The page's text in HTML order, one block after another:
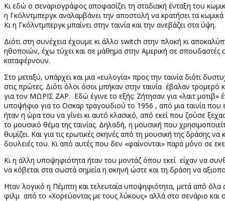
Κι εδώ ο σεναριογράφος αποφασίζει τη σταδιακή ένταξη του
η Γκόλντμπεργκ αναλαμβάνει την αποστολή να κρατήσει τα
Κι η Γκόλντμπεργκ μπαίνει στην ταινία και την ανεβάζει στα ύψη.
Διότι στη συνέχεια έχουμε κι άλλο switch στην πλοκή κι
ηθοποιών, έχω τύχει και σε μάθημα στην Αμερική σε σπουδαστές
καταφέρνουν.
Στο μεταξύ, υπάρχει και μια «ευλογία» προς την ταινία διότι
στις πρώτες. Διότι όλοι όσοι μπήκαν στην ταινία έβαλαν τρομερό
για τον ΜΩΡΙΣ ΖΑΡ. Εδώ έγινε το εξής: Ζήτησαν για «λαιτ μοτιβ»
υποψήφιο για το Οσκαρ τραγουδιού το 1956 , από μια ταινία που
ήταν η ώρα του να γίνει κι αυτό κλασικό, από εκεί που ζούσε
το μουσικό θέμα της ταινίας. Δηλαδή, η μουσική που
θυμίζει. Και για τις ερωτικές σκηνές από τη μουσική της δράσης
δουλειές του. Κι από αυτές που δεν «φαίνονται» παρά μόνο σε
Κι η άλλη υποψηφιότητα ήταν του μοντάζ όπου εκεί είχαν να
να κόβεται στα σωστά σημεία η σκηνή ώστε και τη δράση να
Ηταν λογικό η Πέμπτη και τελευταία υποψηφιότητα, μετά από
φιλμ από το «Χορεύοντας με τους λύκους» αλλά στο σενάριο